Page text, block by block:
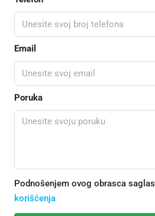
Email
Poruka
Podnošenjem ovog obrasca
korišćenja